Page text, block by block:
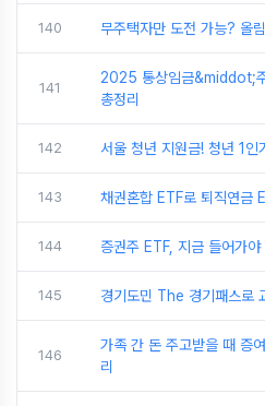
140 무주택자만 도전 가능? 올
141
2025 통상임금&middot;
총정리
142 서울 청년 지원금! 청년 1인
143 채권혼합 ETF로 퇴직연금
144 증권주 ETF, 지금 들어가야
145 경기도민 The 경기패스로
146
가족 간 돈 주고받을 때 증
리